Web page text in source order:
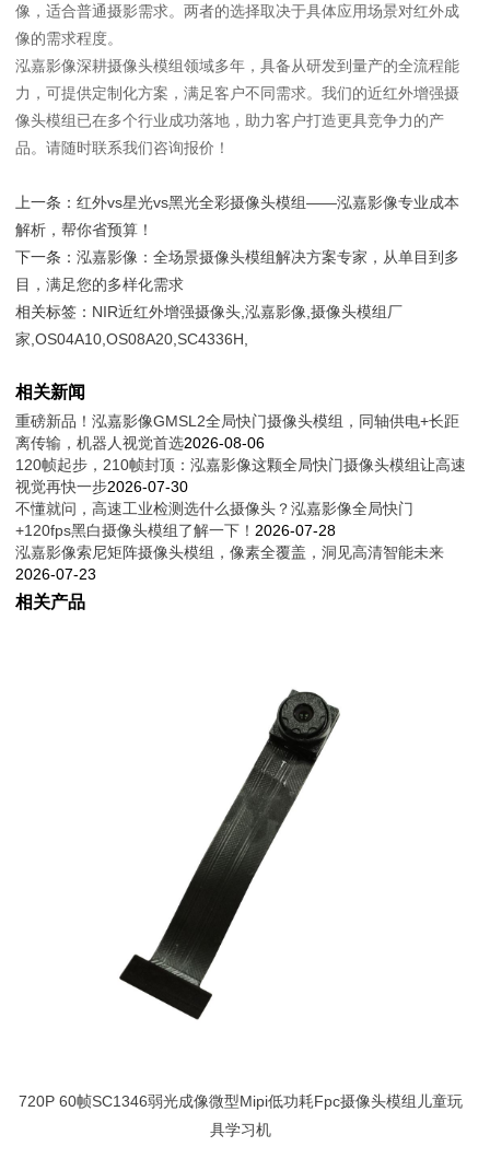
像，适合普通摄影需求。两者的选择取决于具体应用场景对红外成
像的需求程度。
泓嘉影像深耕摄像头模组领域多年，具备从研发到量产的全流程能
力，可提供定制化方案，满足客户不同需求。我们的近红外增强摄
像头模组已在多个行业成功落地，助力客户打造更具竞争力的产
品。请随时联系我们咨询报价！
上一条： 红外vs星光vs黑光全彩摄像头模组——泓嘉影像专业成本
解析，帮你省预算！
下一条： 泓嘉影像：全场景摄像头模组解决方案专家，从单目到多
目，满足您的多样化需求
相关标签： NIR近红外增强摄像头 泓嘉影像 摄像头模组厂
家 OS04A10 OS08A20 SC4336H
相关新闻
重磅新品！泓嘉影像GMSL2全局快门摄像头模组，同轴供电+长距
离传输，机器人视觉首选2026-08-06
120帧起步，210帧封顶：泓嘉影像这颗全局快门摄像头模组让高速
视觉再快一步2026-07-30
不懂就问，高速工业检测选什么摄像头？泓嘉影像全局快门
+120fps黑白摄像头模组了解一下！ 2026-07-28
泓嘉影像索尼矩阵摄像头模组，像素全覆盖，洞见高清智能未来
2026-07-23
相关产品
720P 60帧SC1346弱光成像微型Mipi低功耗Fpc摄像头模组儿童玩
具学习机